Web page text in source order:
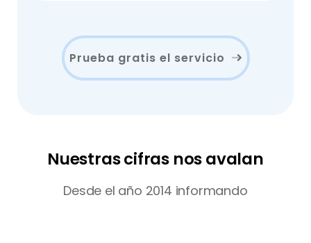
Prueba gratis el servicio
Nuestras cifras nos avalan
Desde el año 2014 informando